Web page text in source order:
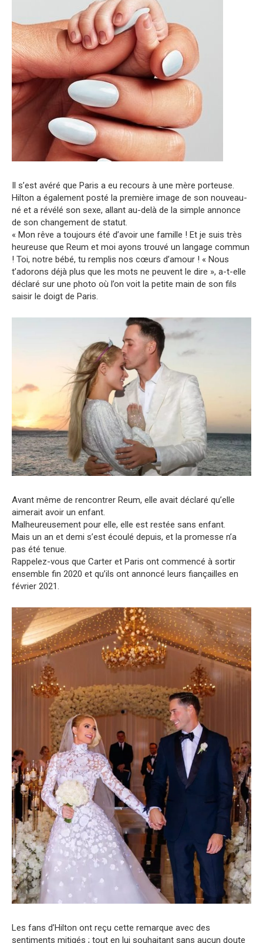
Il s’est avéré que Paris a eu recours à une mère porteuse.
Hilton a également posté la première image de son nouveau-
né et a révélé son sexe, allant au-delà de la simple annonce
de son changement de statut.
« Mon rêve a toujours été d’avoir une famille ! Et je suis très
heureuse que Reum et moi ayons trouvé un langage commun
! Toi, notre bébé, tu remplis nos cœurs d’amour ! « Nous
t’adorons déjà plus que les mots ne peuvent le dire », a-t-elle
déclaré sur une photo où l’on voit la petite main de son fils
saisir le doigt de Paris.
Avant même de rencontrer Reum, elle avait déclaré qu’elle
aimerait avoir un enfant.
Malheureusement pour elle, elle est restée sans enfant.
Mais un an et demi s’est écoulé depuis, et la promesse n’a
pas été tenue.
Rappelez-vous que Carter et Paris ont commencé à sortir
ensemble fin 2020 et qu’ils ont annoncé leurs fiançailles en
février 2021.
Les fans d’Hilton ont reçu cette remarque avec des
sentiments mitigés ; tout en lui souhaitant sans aucun doute